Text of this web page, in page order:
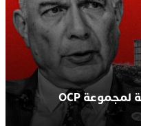
التراب يربح رهان الطفرة المالية لمجموعة OCP